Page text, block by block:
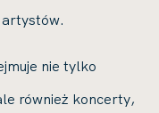
nie tylko
również koncerty,